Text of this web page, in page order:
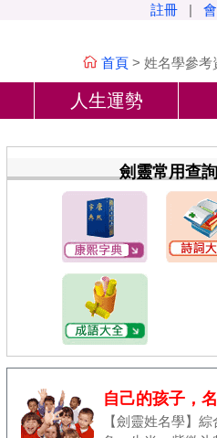
註冊 |
首頁 > 姓名學參考
人生運勢
劍靈常用查詢
自己的孩子，
【劍靈姓名學】